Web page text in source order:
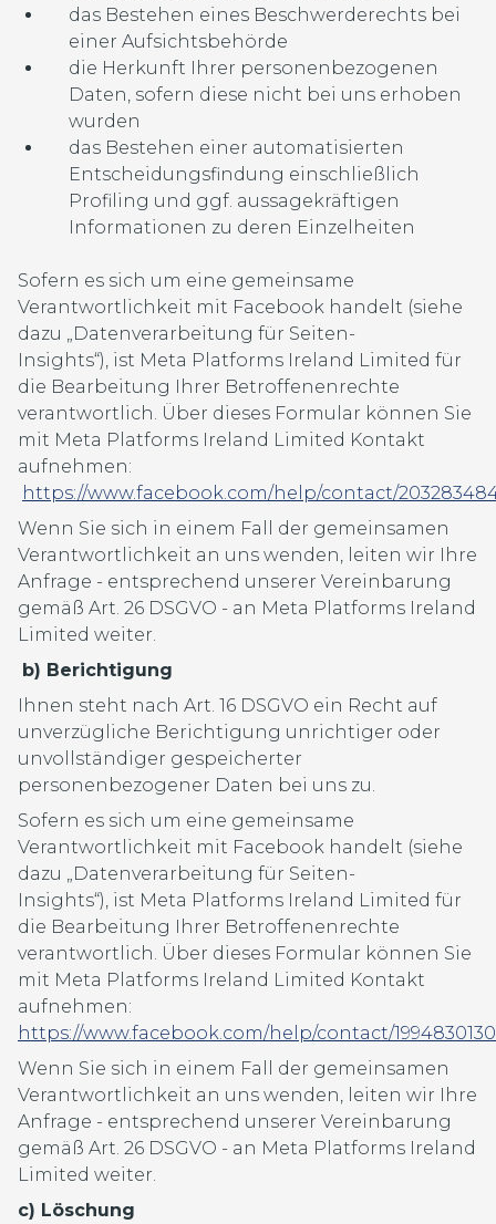
das Bestehen eines Beschwerderechts bei
einer Aufsichtsbehörde
die Herkunft Ihrer personenbezogenen
Daten, sofern diese nicht bei uns erhoben
wurden
das Bestehen einer automatisierten
Entscheidungsfindung einschließlich
Profiling und ggf. aussagekräftigen
Informationen zu deren Einzelheiten
Sofern es sich um eine gemeinsame
Verantwortlichkeit mit Facebook handelt (siehe
dazu „Datenverarbeitung für Seiten-
Insights“), ist Meta Platforms Ireland Limited für
die Bearbeitung Ihrer Betroffenenrechte
verantwortlich. Über dieses Formular können Sie
mit Meta Platforms Ireland Limited Kontakt
aufnehmen:
https://www.facebook.com/help/contact/
Wenn Sie sich in einem Fall der gemeinsamen
Verantwortlichkeit an uns wenden, leiten wir Ihre
Anfrage - entsprechend unserer Vereinbarung
gemäß Art. 26 DSGVO - an Meta Platforms Ireland
Limited weiter.
b) Berichtigung
Ihnen steht nach Art. 16 DSGVO ein Recht auf
unverzügliche Berichtigung unrichtiger oder
unvollständiger gespeicherter
personenbezogener Daten bei uns zu.
Sofern es sich um eine gemeinsame
Verantwortlichkeit mit Facebook handelt (siehe
dazu „Datenverarbeitung für Seiten-
Insights“), ist Meta Platforms Ireland Limited für
die Bearbeitung Ihrer Betroffenenrechte
verantwortlich. Über dieses Formular können Sie
mit Meta Platforms Ireland Limited Kontakt
aufnehmen:
https://www.facebook.com/help/contact/
Wenn Sie sich in einem Fall der gemeinsamen
Verantwortlichkeit an uns wenden, leiten wir Ihre
Anfrage - entsprechend unserer Vereinbarung
gemäß Art. 26 DSGVO - an Meta Platforms Ireland
Limited weiter.
c) Löschung